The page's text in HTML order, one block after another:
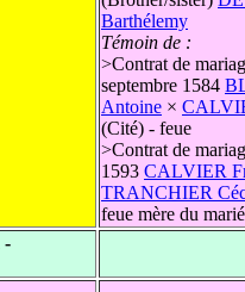
Barthélemy
Témoin de :
>Contrat de
septembre 1584
Antoine ×
(Cité) - feue
>Contrat de
1593 CALVIER
TRANCHIER
feue mère du marié
-